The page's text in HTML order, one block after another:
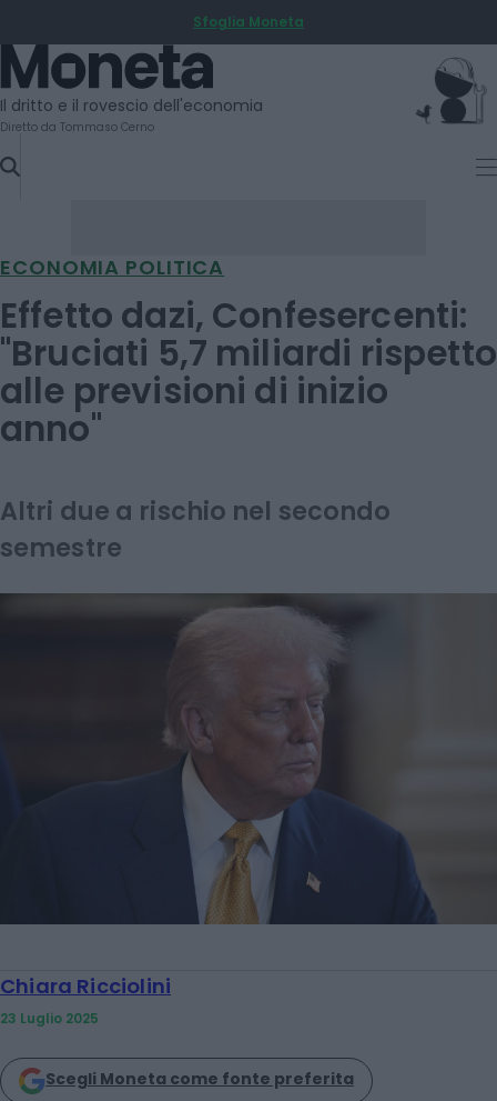
TO
CONTENT
Sfoglia Moneta
Moneta
Il dritto e il rovescio dell'economia
Diretto da Tommaso Cerno
ECONOMIA POLITICA
Effetto dazi, Confesercenti:
"Bruciati 5,7 miliardi rispetto
alle previsioni di inizio
anno"
Altri due a rischio nel secondo
semestre
Chiara Ricciolini
23 Luglio 2025
Scegli Moneta come fonte preferita